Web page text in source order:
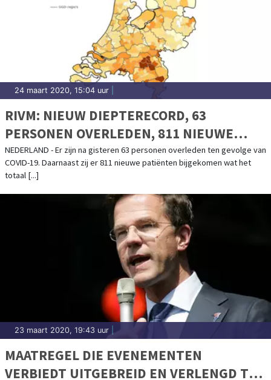
24 maart 2020, 15:04 uur
RIVM: NIEUW DIEPTERECORD, 63
PERSONEN OVERLEDEN, 811 NIEUWE
PATIËNTEN
NEDERLAND - Er zijn na gisteren 63 personen overleden ten gevolge van
COVID-19. Daarnaast zij er 811 nieuwe patiënten bijgekomen wat het
totaal [...]
23 maart 2020, 19:43 uur
MAATREGEL DIE EVENEMENTEN
VERBIEDT UITGEBREID EN VERLENGD TOT